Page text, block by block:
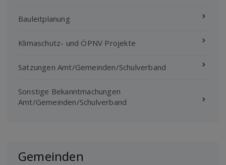
Bauleitplanung
Klimaschutz- und ÖPNV Projekte
Satzungen Amt/Gemeinden/Schulverband
Sonstige Bekanntmachungen
Amt/Gemeinden/Schulverband
Gemeinden